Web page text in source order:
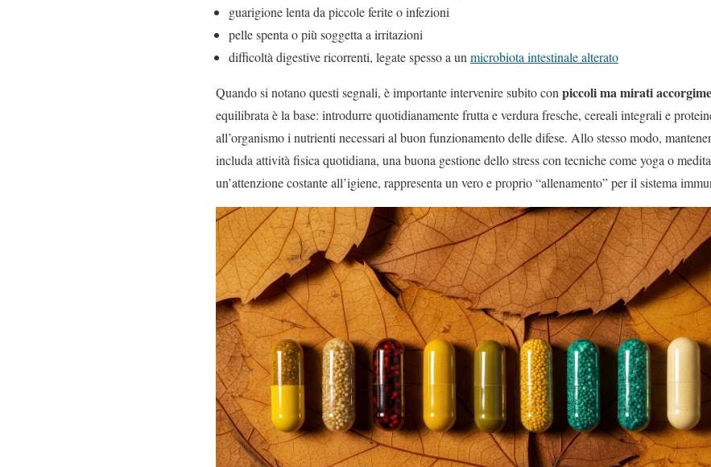
guarigione lenta da piccole ferite o infezioni
pelle spenta o più soggetta a irritazioni
difficoltà digestive ricorrenti, legate spesso a un microbiota intestinale alterato
Quando si notano questi segnali, è importante intervenire subito con piccoli ma mirati
equilibrata è la base: introdurre quotidianamente frutta e verdura fresche, cereali integrali e
all’organismo i nutrienti necessari al buon funzionamento delle difese. Allo stesso modo,
includa attività fisica quotidiana, una buona gestione dello stress con tecniche come yoga o
un’attenzione costante all’igiene, rappresenta un vero e proprio “allenamento” per il sistema